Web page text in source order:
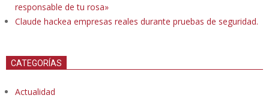
responsable de tu rosa»
Claude hackea empresas reales durante pruebas de seguridad.
CATEGORÍAS
Actualidad